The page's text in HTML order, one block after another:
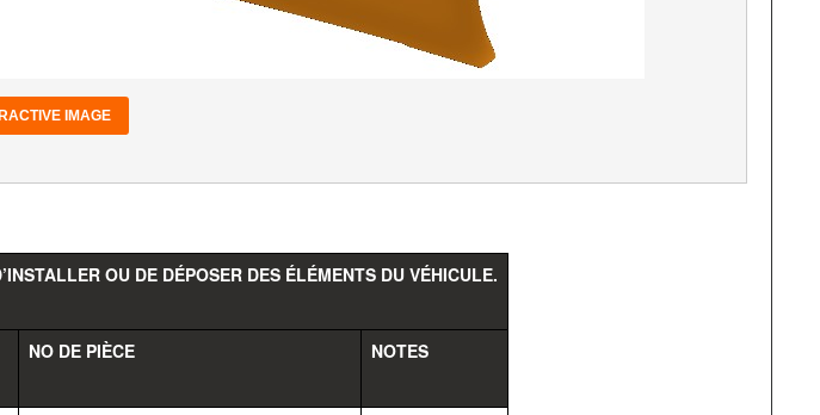
IMAGE
OU DE DÉPOSER DES ÉLÉMENTS DU VÉHICULE.
NO DE PIÈCE NOTES